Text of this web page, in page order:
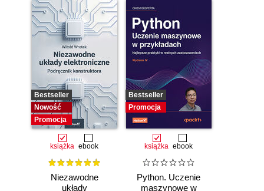
Bestseller
Nowość
Promocja
książka ebook
Niezawodne
układy
Bestseller
Promocja
książka ebook
Python. Uczenie
maszynowe w